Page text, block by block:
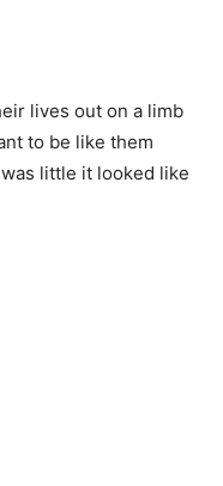
lives out on a limb
to be like them
little it looked like